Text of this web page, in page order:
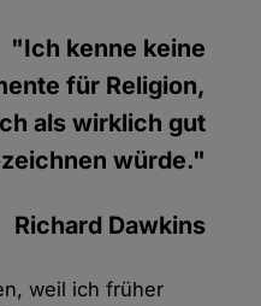
"Ich kenne keine
für Religion,
als wirklich gut
würde."
Richard Dawkins
weil ich früher